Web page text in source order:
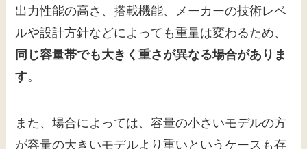
出力性能の高さ、搭載機能、メーカーの技術レベ
ルや設計方針などによっても重量は変わるため、
同じ容量帯でも大きく重さが異なる場合がありま
す。
また、場合によっては、容量の小さいモデルの方
が容量の大きいモデルより重いというケースも存